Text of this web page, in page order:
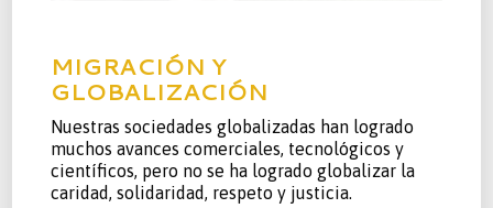
MIGRACIÓN Y
GLOBALIZACIÓN
Nuestras sociedades globalizadas han logrado
muchos avances comerciales, tecnológicos y
científicos, pero no se ha logrado globalizar la
caridad, solidaridad, respeto y justicia.